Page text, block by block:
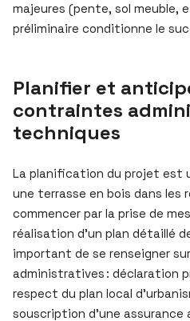
majeures (pente, sol meuble,
préliminaire conditionne le
Planifier et
contraintes
techniques
La planification du projet est
une terrasse en bois dans les
commencer par la prise de
réalisation d’un plan détaillé
important de se renseigner
administratives : déclaration
respect du plan local
souscription d’une